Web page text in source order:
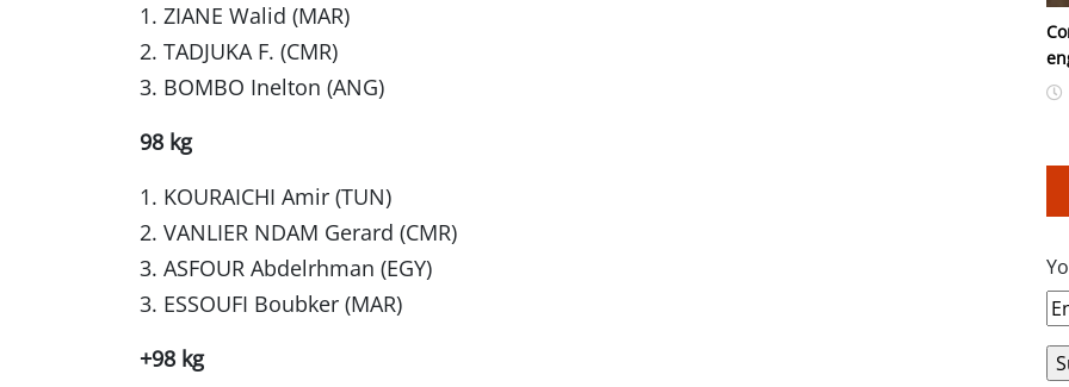
1. ZIANE Walid (MAR)
2. TADJUKA F. (CMR)
3. BOMBO Inelton (ANG)
98 kg
1. KOURAICHI Amir (TUN)
2. VANLIER NDAM Gerard (CMR)
3. ASFOUR Abdelrhman (EGY)
3. ESSOUFI Boubker (MAR)
+98 kg